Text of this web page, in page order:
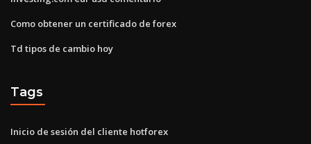
Como obtener un certificado de forex
Td tipos de cambio hoy
Tags
Inicio de sesión del cliente hotforex